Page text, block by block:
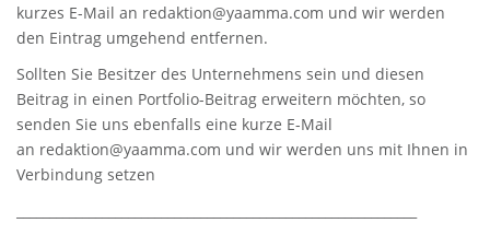
kurzes E-Mail an redaktion@yaamma.com und wir werden
den Eintrag umgehend entfernen.
Sollten Sie Besitzer des Unternehmens sein und diesen
Beitrag in einen Portfolio-Beitrag erweitern möchten, so
senden Sie uns ebenfalls eine kurze E-Mail
an redaktion@yaamma.com und wir werden uns mit Ihnen in
Verbindung setzen